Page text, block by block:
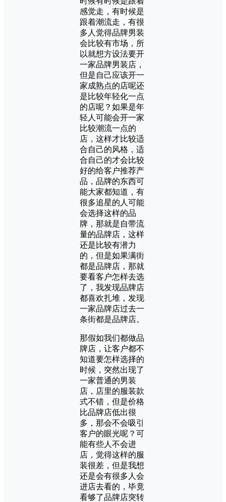
感觉走，有时候是
跟着潮流走，有很
多人觉得品牌男装
会比较有市场，所
以就想方设法要开
一家品牌男装店，
但是自己应该开一
家成熟点的店呢还
是比较年轻化一点
的店呢？如果是年
轻人可能会开一家
比较潮流一点的
店，这样才比较适
合自己的风格，适
合自己的才会比较
好的给客户推荐产
品，品牌的东西可
能大家都知道，有
很多追星的人可能
会选择这样的品
牌，那就是自带流
量的品牌店，这样
还是比较有潜力
的，但是如果满街
都是品牌店，那就
要看客户怎样去选
了，我发现品牌店
都喜欢扎堆，发现
一家品牌店过去一
条街都是品牌店。
那假如我们都做品
牌店，让客户都不
知道要怎样选择的
时候，突然出现了
一家普通的男装
店，店里的服装款
式不错，但是价格
比品牌店低出很
多，那会不会吸引
客户的眼光呢？可
能有些人不会进
店，觉得这样的服
装很差，但是我想
还是会有很多人会
进店去看的，毕竟
看够了品牌店突转